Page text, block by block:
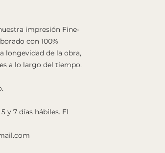
impresión Fine-
con 100%
longevidad de la obra,
a lo largo del tiempo.
y 7 días hábiles. El